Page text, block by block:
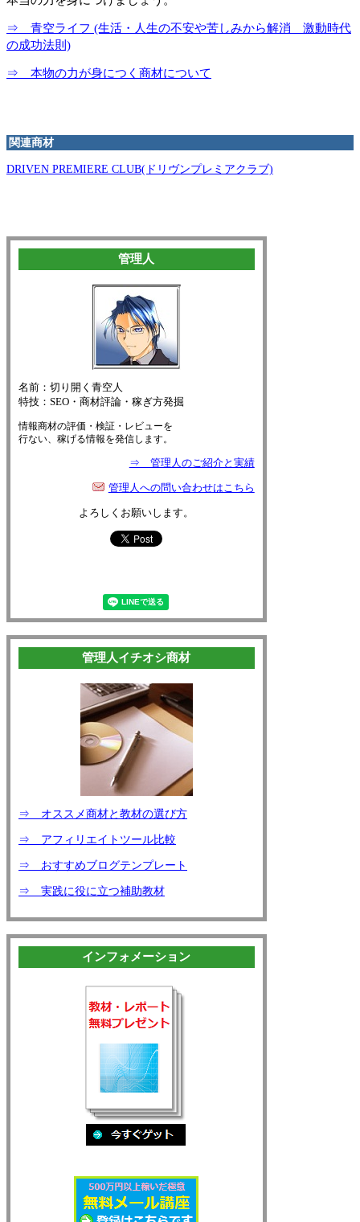
⇒ 青空ライフ (生活・人生の不安や苦しみから解消 激動時代
の成功法則)
⇒ 本物の力が身につく商材について
関連商材
DRIVEN PREMIERE CLUB(ドリヴンプレミアクラブ)
管理人
名前：切り開く青空人
特技：SEO・商材評論・稼ぎ方発掘
情報商材の評価・検証・レビューを
行ない、稼げる情報を発信します。
⇒ 管理人のご紹介と実績
管理人への問い合わせはこちら
よろしくお願いします。
管理人イチオシ商材
⇒ オススメ商材と教材の選び方
⇒ アフィリエイトツール比較
⇒ おすすめブログテンプレート
⇒ 実践に役に立つ補助教材
インフォメーション